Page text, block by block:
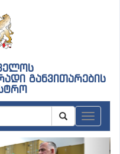
განვითარების
Next